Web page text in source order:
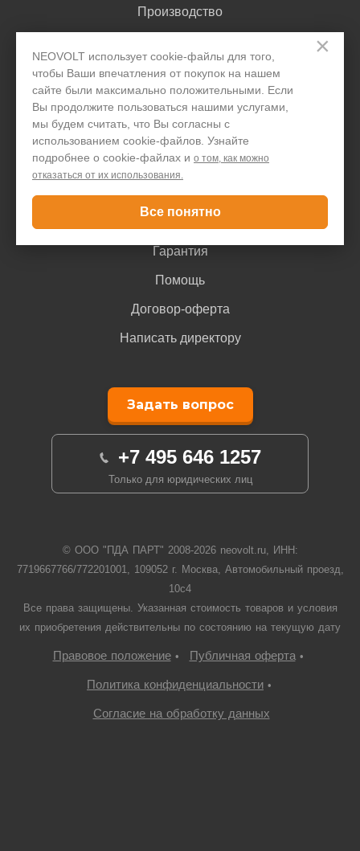
×
NEOVOLT использует cookie-файлы для того,
чтобы Ваши впечатления от покупок на нашем
сайте были максимально положительными. Если
Вы продолжите пользоваться нашими услугами,
мы будем считать, что Вы согласны с
использованием cookie-файлов. Узнайте
подробнее о cookie-файлах и о том, как можно
отказаться от их использования.
Все понятно
Производство
Акции и скидки
Блог
Контакты
Покупателю
Гарантия
Помощь
Договор-оферта
Написать директору
Задать вопрос
+7 495 646 1257
Только для юридических лиц
© ООО "ПДА ПАРТ" 2008-2026neovolt.ru, ИНН:
7719667766/772201001, 109052 г. Москва, Автомобильный проезд,
10с4
Все права защищены. Указанная стоимость товаров и условия
их приобретения действительны по состоянию на текущую дату
Правовое положение• Публичная оферта•
Политика конфиденциальности •
Согласие на обработку данных